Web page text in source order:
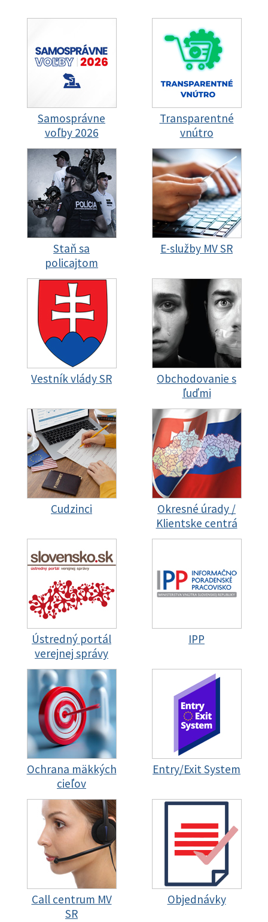
Samosprávne
voľby 2026
Transparentné
vnútro
Staň sa
policajtom
E-služby MV SR
Vestník vlády SR
Obchodovanie s
ľuďmi
Cudzinci
Okresné úrady /
Klientske centrá
Ústredný portál
verejnej správy
IPP
Ochrana mäkkých
cieľov
Entry/Exit System
Call centrum MV
SR
Objednávky